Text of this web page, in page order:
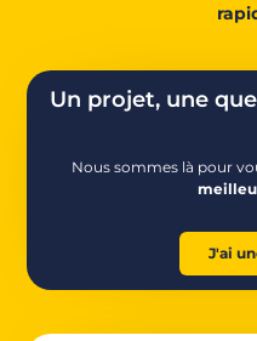
Un projet, une
Nous sommes là pour
J'ai